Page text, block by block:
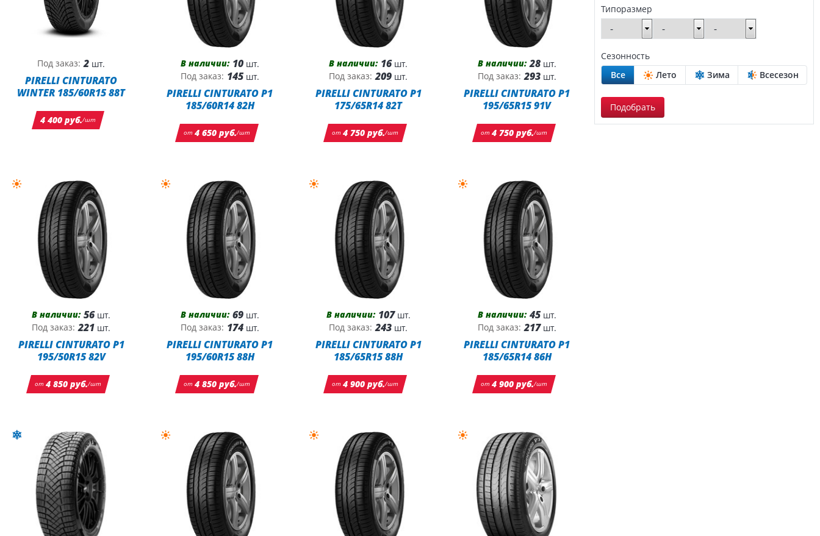
Под заказ: 2 шт.
PIRELLI CINTURATO
WINTER 185/60R15 88T
4 400 руб./шт
В наличии: 10шт.
Под заказ: 145шт.
PIRELLI CINTURATO P1
185/60R14 82H
от 4 650 руб./шт
В наличии: 16шт.
Под заказ: 209 шт.
PIRELLI CINTURATO P1
175/65R14 82T
от4 750 руб./шт
В наличии: 28шт.
Под заказ: 293шт.
PIRELLI CINTURATO P1
195/65R15 91V
от 4 750 руб./шт
В наличии: 56шт.
Под заказ: 221 шт.
PIRELLI CINTURATO P1
195/50R15 82V
от4 850 руб./шт
В наличии: 69шт.
Под заказ: 174шт.
PIRELLI CINTURATO P1
195/60R15 88H
от 4 850 руб./шт
В наличии: 107шт.
Под заказ: 243 шт.
PIRELLI CINTURATO P1
185/65R15 88H
от4 900 руб./шт
В наличии: 45шт.
Под заказ: 217шт.
PIRELLI CINTURATO P1
185/65R14 86H
от 4 900 руб./шт
Типоразмер
Сезонность
Все
Лето Зима Всесезон
Подобрать